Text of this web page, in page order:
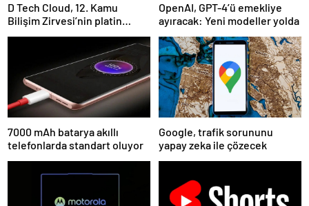
D Tech Cloud, 12. Kamu
Bilişim Zirvesi’nin platin
sponsoru olarak dijital
OpenAI, GPT-4’ü emekliye
ayıracak: Yeni modeller yolda
7000 mAh batarya akıllı
telefonlarda standart oluyor
Google, trafik sorununu
yapay zeka ile çözecek